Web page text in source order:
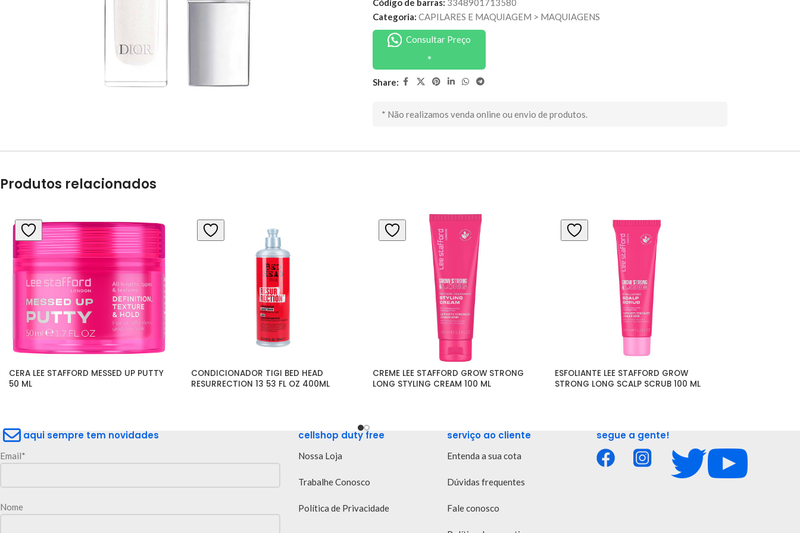
Código de barras: 3348901713580
Categoria: CAPILARES E MAQUIAGEM > MAQUIAGENS
Consultar Preço
Share:
* Não realizamos venda online ou envio de produtos.
Produtos relacionados
CERA LEE STAFFORD MESSED UP PUTTY
50 ML
CONDICIONADOR TIGI BED HEAD
RESURRECTION 13 53 FL OZ 400ML
CREME LEE STAFFORD GROW STRONG
LONG STYLING CREAM 100 ML
ESFOLIANTE LEE STAFFORD GROW
STRONG LONG SCALP SCRUB 100 ML
aqui sempre tem novidades
Email*
Nome
cellshop duty free
Nossa Loja
Trabalhe Conosco
Política de Privacidade
serviço ao cliente
Entenda a sua cota
Dúvidas frequentes
Fale conosco
segue a gente!